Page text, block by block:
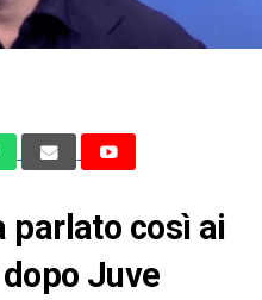
parlato così ai
Juve